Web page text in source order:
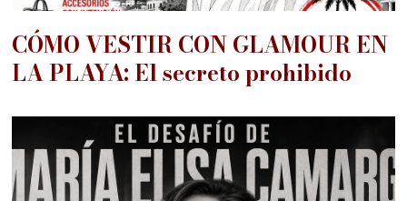
CÓMO VESTIR CON GLAMOUR EN
LA PLAYA: El secreto prohibido